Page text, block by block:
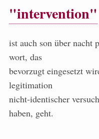
"intervention"
ist auch son über nacht
wort, das
bevorzugt eingesetzt
legitimation
nicht-identischer
haben, geht.